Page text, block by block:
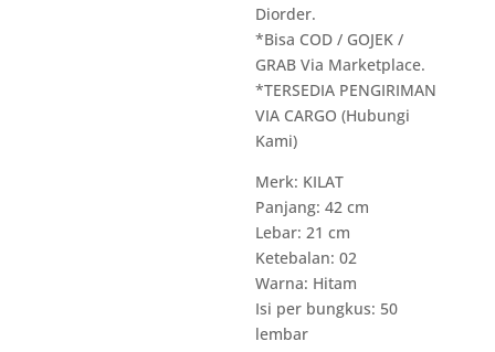
Diorder.
*Bisa COD / GOJEK /
GRAB Via Marketplace.
*TERSEDIA PENGIRIMAN
VIA CARGO (Hubungi
Kami)
Merk: KILAT
Panjang: 42 cm
Lebar: 21 cm
Ketebalan: 02
Warna: Hitam
Isi per bungkus: 50
lembar